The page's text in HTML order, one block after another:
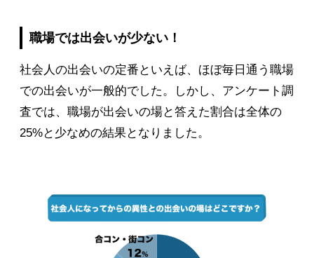
職場では出会いが少ない！
社会人の出会いの定番といえば、ほぼ毎日通う職場
での出会いが一般的でした。しかし、アンケート調
査では、職場が出会いの場と答えた割合は全体の
25%と少なめの結果となりました。